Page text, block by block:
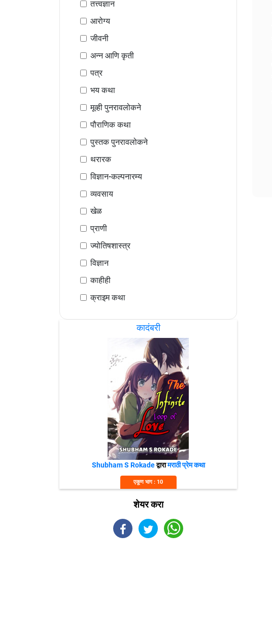
तत्त्वज्ञान
आरोग्य
जीवनी
अन्न आणि कृती
पत्र
भय कथा
मूव्ही पुनरावलोकने
पौराणिक कथा
पुस्तक पुनरावलोकने
थरारक
विज्ञान-कल्पनारम्य
व्यवसाय
खेळ
प्राणी
ज्योतिषशास्त्र
विज्ञान
काहीही
क्राइम कथा
कादंबरी
Shubham S Rokadeद्वारामराठी प्रेम कथा
एकूण भाग : 10
शेयर करा